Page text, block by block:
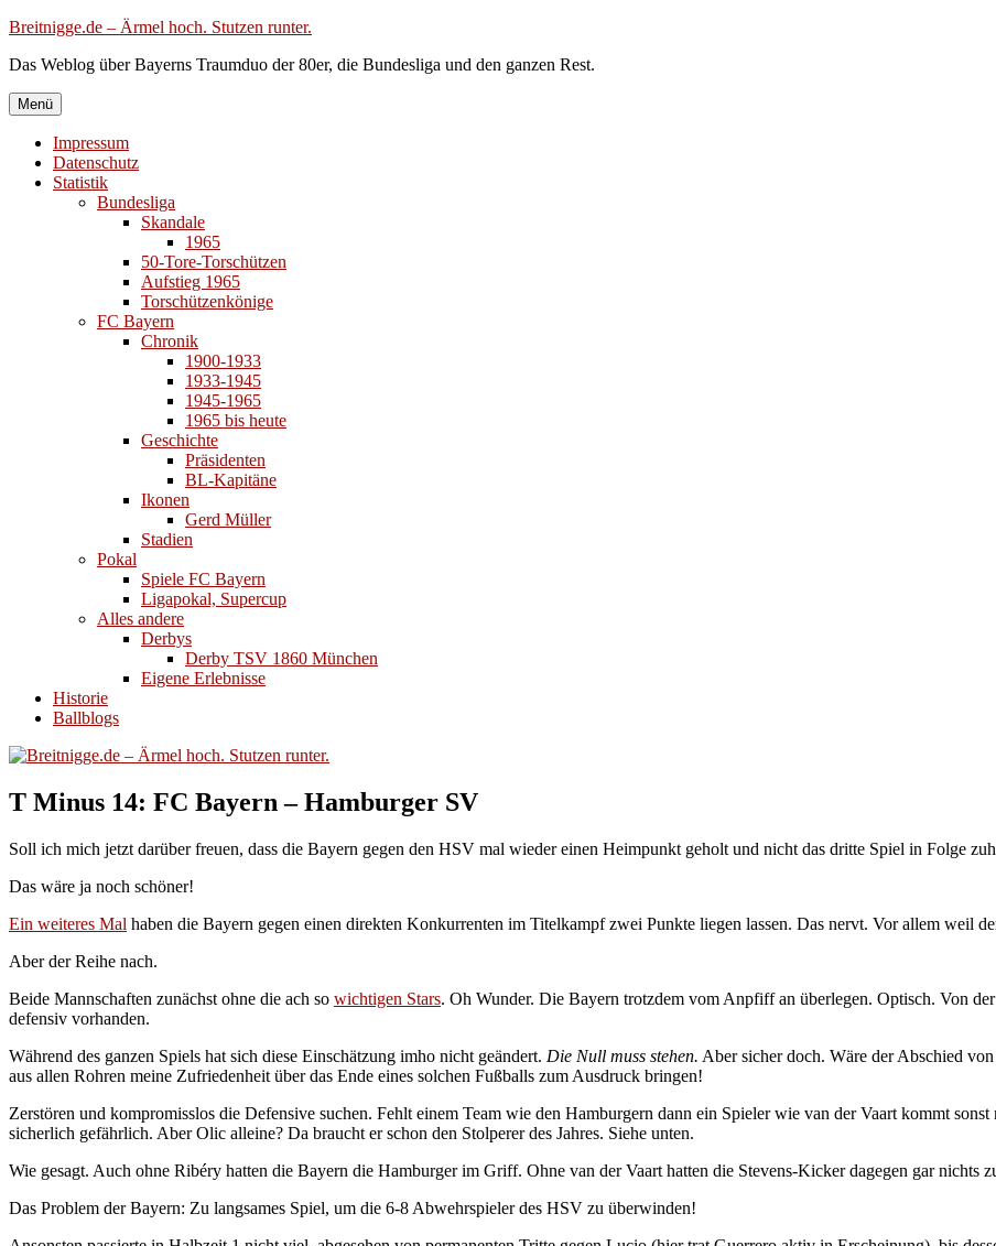
Zum
springen
Breitnigge.de – Ärmel hoch. Stutzen runter.
Das Weblog über Bayerns Traumduo der 80er, die Bundesliga und den ganzen Rest.
Menü
Impressum
Datenschutz
Statistik
Bundesliga
Skandale
1965
50-Tore-Torschützen
Aufstieg 1965
Torschützenkönige
FC Bayern
Chronik
1900-1933
1933-1945
1945-1965
1965 bis heute
Geschichte
Präsidenten
BL-Kapitäne
Ikonen
Gerd Müller
Stadien
Pokal
Spiele FC Bayern
Ligapokal, Supercup
Alles andere
Derbys
Derby TSV 1860 München
Eigene Erlebnisse
Historie
Ballblogs
T Minus 14: FC Bayern – Hamburger SV
Soll ich mich jetzt darüber freuen, dass die Bayern gegen den HSV mal wieder einen Heimpunkt geholt und nicht das dritte Spiel in Folge
Das wäre ja noch schöner!
Ein weiteres Mal haben die Bayern gegen einen direkten Konkurrenten im Titelkampf zwei Punkte liegen lassen. Das nervt. Vor allem weil
Aber der Reihe nach.
Beide Mannschaften zunächst ohne die ach so wichtigen Stars. Oh Wunder. Die Bayern trotzdem vom Anpfiff an überlegen. Optisch. Von
defensiv vorhanden.
Während des ganzen Spiels hat sich diese Einschätzung imho nicht geändert. Die Null muss stehen. Aber sicher doch. Wäre der Abschied
aus allen Rohren meine Zufriedenheit über das Ende eines solchen Fußballs zum Ausdruck bringen!
Zerstören und kompromisslos die Defensive suchen. Fehlt einem Team wie den Hamburgern dann ein Spieler wie van der Vaart kommt
sicherlich gefährlich. Aber Olic alleine? Da braucht er schon den Stolperer des Jahres. Siehe unten.
Wie gesagt. Auch ohne Ribéry hatten die Bayern die Hamburger im Griff. Ohne van der Vaart hatten die Stevens-Kicker dagegen gar nichts
Das Problem der Bayern: Zu langsames Spiel, um die 6-8 Abwehrspieler des HSV zu überwinden!